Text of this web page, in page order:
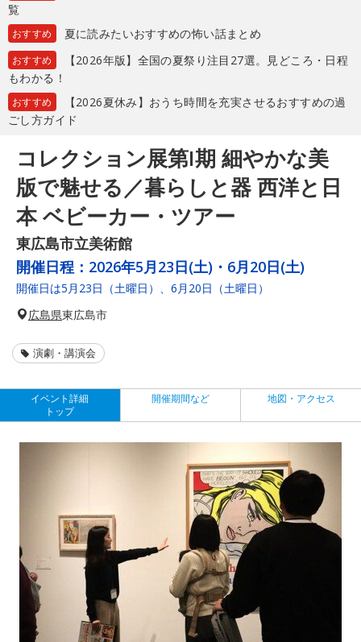
覧
おすすめ 夏に読みたいおすすめの怖い話まとめ
おすすめ
【2026年版】全国の夏祭り注目27選。見どころ・日程
もわかる！
おすすめ
【2026夏休み】おうち時間を充実させるおすすめの過
ごし方ガイド
コレクション展第I期 細やかな美
版で魅せる／暮らしと器 西洋と日
本 ベビーカー・ツアー
東広島市立美術館
開催日程： 2026年5月23日(土)・6月20日(土)
開催日は5月23日（土曜日）、6月20日（土曜日）
広島県東広島市
演劇・講演会
イベント詳細
トップ
開催期間など 地図・アクセス